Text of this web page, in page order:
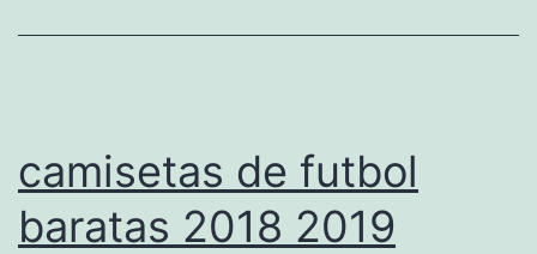
camisetas de futbol
baratas 2018 2019